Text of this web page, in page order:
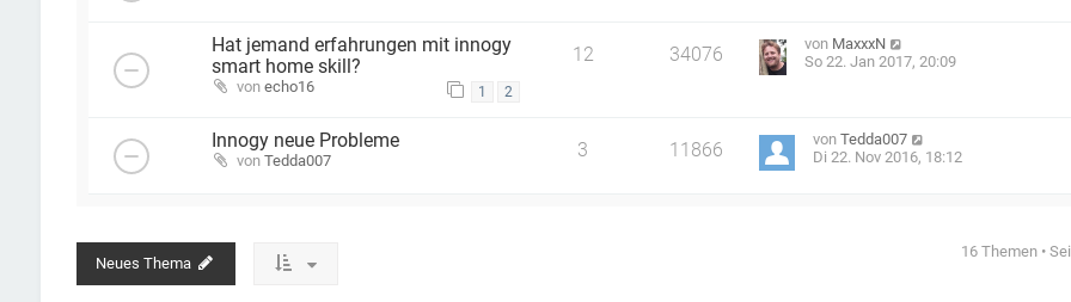
Hat jemand erfahrungen mit innogy
smart home skill?
von echo16 1 2
12 34076
von MaxxxN
So 22. Jan 2017, 20:09
Innogy neue Probleme
von Tedda007 3 11866
vonTedda007
Di 22. Nov 2016, 18:12
Neues Thema
16 Themen •